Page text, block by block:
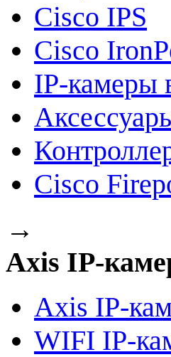
Cisco IPS
Cisco
IP-камеры
Cisco
→
Axis IP-
Axis IP-
WIFI IP-